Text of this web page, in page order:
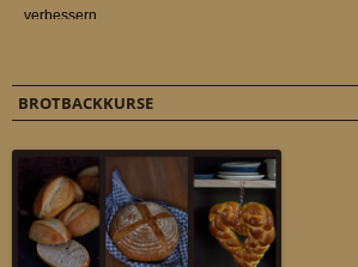
BROTBACKKURSE